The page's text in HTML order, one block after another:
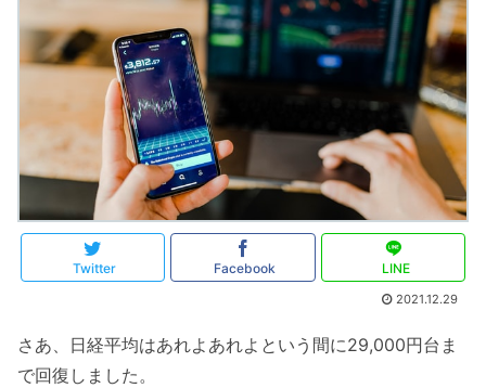
Twitter Facebook LINE
2021.12.29
さあ、日経平均はあれよあれよという間に29,000円台ま
で回復しました。